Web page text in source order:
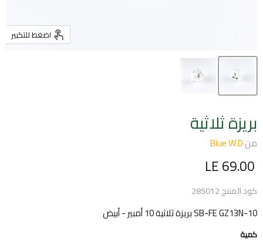
اضغط للتكبير
بريزة ثلاثية
منBlue W.D
السعر الحالي
LE 69.00
كود المنتج285012
SB-FE GZ13N-10 بريزة ثلاثية 10 أمبير - أبيض
كمية